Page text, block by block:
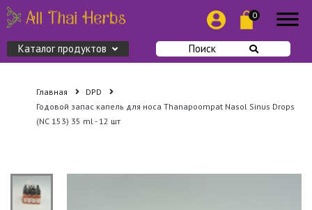
0
Каталог продуктов Поиск
Главная
DPD
Годовой запас капель для носа Thanapoompat Nasol Sinus Drops
(NC 153) 35 ml - 12 шт